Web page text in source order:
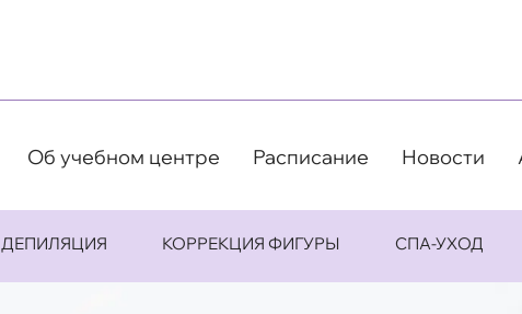
Об учебном центре Расписание Новости
ДЕПИЛЯЦИЯ КОРРЕКЦИЯ ФИГУРЫ СПА-УХОД